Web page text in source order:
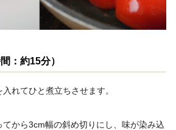
：約15分）
れてひと煮立ちさせます。
から3cm幅の斜め切りにし、味が染み込